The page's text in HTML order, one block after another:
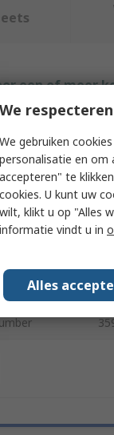
een of meer
Approvals No
We
We gebruiken
personalisatie en om
accepteren" te
cookies. U kunt uw
wilt, klikt u op "Alles
informatie vindt u in
Alles